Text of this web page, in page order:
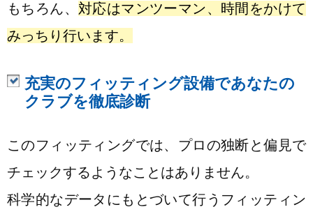
もちろん、 対応はマンツーマン、時間をかけて
みっちり行います。
充実のフィッティング設備であなたの
クラブを徹底診断
このフィッティングでは、プロの独断と偏見で
チェックするようなことはありません。
科学的なデータにもとづいて行うフィッティン